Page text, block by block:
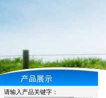
请输入产品关键字：